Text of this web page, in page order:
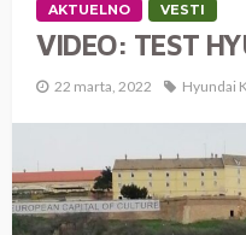
AKTUELNO VESTI
VIDEO: TEST
22 marta, 2022 Hyundai